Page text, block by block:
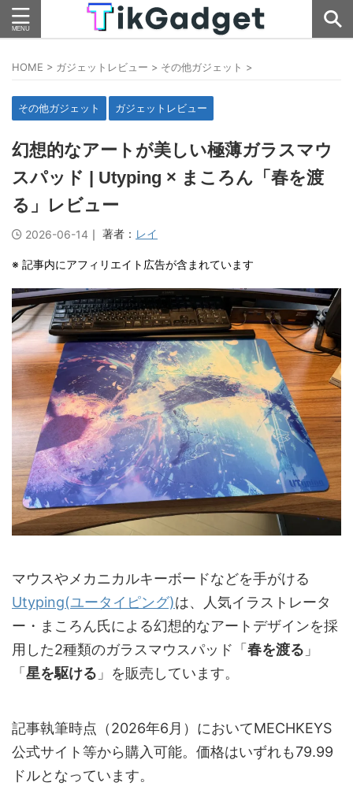
HOME > ガジェットレビュー > その他ガジェット >
その他ガジェット ガジェットレビュー
幻想的なアートが美しい極薄ガラスマウ
スパッド | Utyping × まころん「春を渡
る」レビュー
2026-06-14 ｜ 著者： レイ
※ 記事内にアフィリエイト広告が含まれています
マウスやメカニカルキーボードなどを手がける
Utyping(ユータイピング)は、人気イラストレータ
ー・まころん氏による幻想的なアートデザインを採
用した2種類のガラスマウスパッド「春を渡る 」
「星を駆ける 」を販売しています。
記事執筆時点（2026年6月）においてMECHKEYS
公式サイト等から購入可能。価格はいずれも79.99
ドルとなっています。